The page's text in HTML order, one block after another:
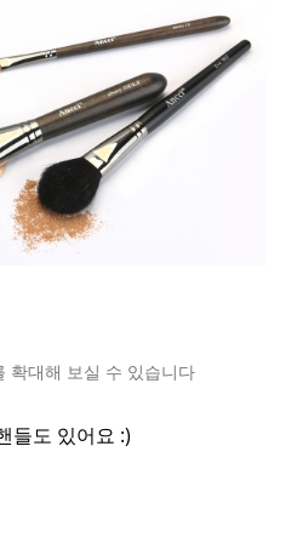
확대해 보실 수 있습니다
들도 있어요 :)